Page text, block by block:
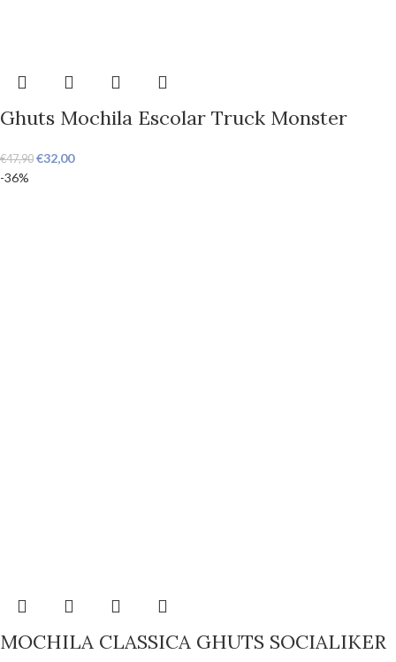
Ghuts Mochila Escolar Truck Monster
€47,90 €32,00
-36%
MOCHILA CLASSICA GHUTS SOCIALIKER